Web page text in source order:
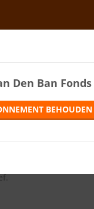
opzeggen.
.
Den Ban Fonds
BEHOUDEN